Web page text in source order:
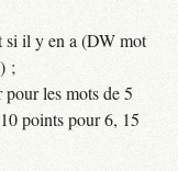
si il y en a (DW mot
;
les mots de 5
points pour 6, 15